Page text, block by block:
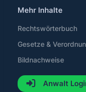
Mehr Inhalte
Rechtswörterbuch
Gesetze &
Bildnachweise
Anwalt